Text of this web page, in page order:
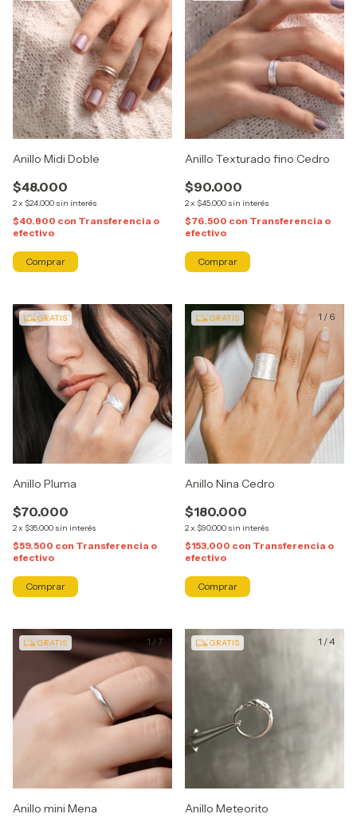
Anillo Midi Doble
$48.000
2x $24.000 sin interés
$40.800 con Transferencia o
efectivo
Anillo Texturado fino Cedro
$90.000
2x $45.000 sin interés
$76.500 con Transferencia o
efectivo
Comprar
1/6
GRATIS
Anillo Pluma
$70.000
2x $35.000 sin interés
$59.500 con Transferencia o
efectivo
Comprar
1 / 6
GRATIS
Anillo Nina Cedro
$180.000
2x $90.000 sin interés
$153.000 con Transferencia o
efectivo
Comprar
1 / 7
GRATIS
Anillo mini Mena
1 /4
GRATIS
Anillo Meteorito